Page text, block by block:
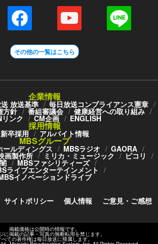
その他の一覧はこちら
企業情報
放送基準 毎日放送コンプライアンス憲章
方針 番組審議会 健康経営への取り組み
ンク CM企画 ENGLISH
採用情報
新卒採用 アルバイト情報
MBSグループ
ールディングス MBSラジオ GAORA
画製作所 ミリカ・ミュージック ピコリ
闇 MBSファシリティーズ
ライブエンターテインメント
イノベーションドライブ
サイトポリシー 個人情報 ご意見・ご感想
掲載価格は公開時の情報です。
に掲載の記事・写真の無断転用を禁じます。
べての著作権は毎日放送に帰属します。